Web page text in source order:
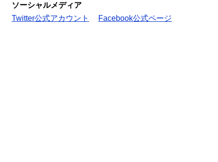
ソーシャルメディア
Twitter公式アカウント
Facebook公式ページ